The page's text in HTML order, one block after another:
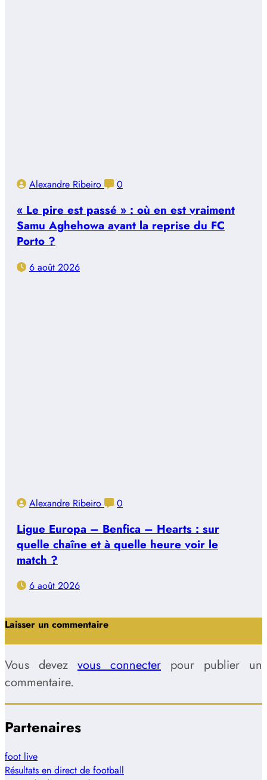
Alexandre Ribeiro 0
« Le pire est passé » : où en est vraiment
Samu Aghehowa avant la reprise du FC
Porto ?
6 août 2026
Alexandre Ribeiro 0
Ligue Europa – Benfica – Hearts : sur
quelle chaîne et à quelle heure voir le
match ?
6 août 2026
Laisser un commentaire
Vous devez vous connecter pour publier un
commentaire.
Partenaires
foot live
Résultats en direct de football